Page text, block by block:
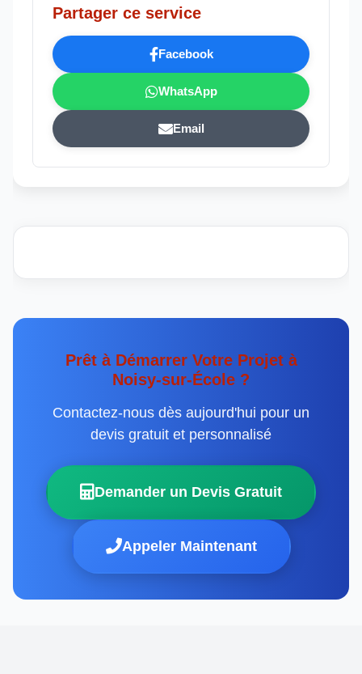
Partager ce service
Facebook
WhatsApp
Email
Prêt à Démarrer Votre Projet à
Noisy-sur-École ?
Contactez-nous dès aujourd'hui pour un
devis gratuit et personnalisé
Demander un Devis Gratuit
Appeler Maintenant